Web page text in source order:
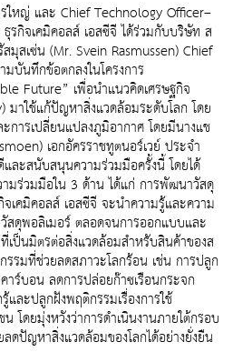
ใหญ่ และ Chief Technology Officer–
กิจเคมิคอลส์ เอสซีจี ได้ร่วมกับบริษัท ส
มุสเซ่น (Mr. Svein Rasmussen) Chief
บันทึกข้อตกลงในโครงการ
Future” เพื่อนำแนวคิดเศรษฐกิจ
าใช้แก้ปัญหาสิ่งแวดล้อมระดับโลก โดย
การเปลี่ยนแปลงภูมิอากาศ โดยมีนางแช
เอกอัครราชทูตนอร์เวย์ ประจำ
ละสนับสนุนความร่วมมือครั้งนี้ โดยได้
มร่วมมือใน 3 ด้าน ได้แก่ การพัฒนาวัสดุ
เคมิคอลส์ เอสซีจี จะนำความรู้และความ
สดุพอลิเมอร์ ตลอดจนการออกแบบและ
ป็นมิตรต่อสิ่งแวดล้อมสำหรับสินค้าของส
รรมที่ช่วยลดสภาวะโลกร้อน เช่น การปลูก
าร์บอน ลดการปล่อยก๊าซเรือนกระจก
ละปลูกฝังพฤติกรรมเรื่องการใช้
โดยมุ่งหวังว่าการดำเนินงานภายใต้กรอบ
ปัญหาสิ่งแวดล้อมของโลกได้อย่างยั่งยืน